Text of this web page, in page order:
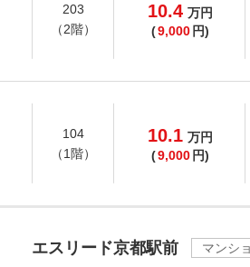
203
（2階）
10.4 万円
(9,000 円)
104
（1階）
10.1 万円
(9,000 円)
エスリード京都駅前
マンシ